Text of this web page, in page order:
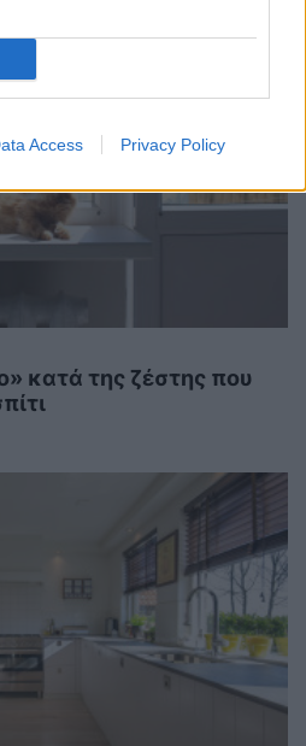
Access Privacy Policy
κατά της ζέστης που